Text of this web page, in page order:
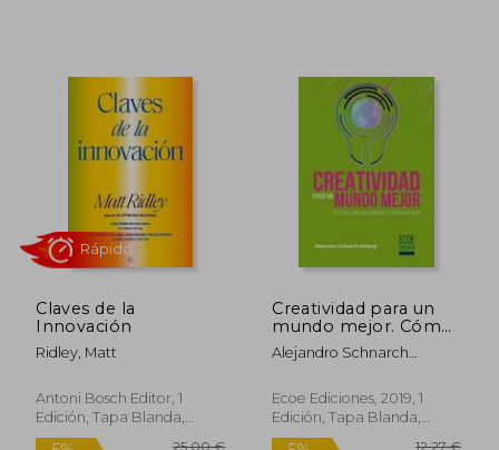
Rápido
Claves de la
Innovación
Ridley, Matt
Antoni Bosch Editor, 1
Edición, Tapa Blanda,
Nuevo
Creatividad para un
mundo mejor. Cómo
desarrollarla y
fomentarla
Alejandro Schnarch
Ecoe Ediciones, 2019, 1
Edición, Tapa Blanda,
Nuevo